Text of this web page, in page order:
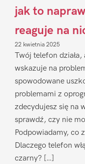
jak to
reaguje na
22 kwietnia 2025
Twój telefon
wskazuje na
spowodowane
problemami z
zdecydujesz się na
sprawdź, czy nie
Podpowiadamy, co
Dlaczego telefon
czarny? […]